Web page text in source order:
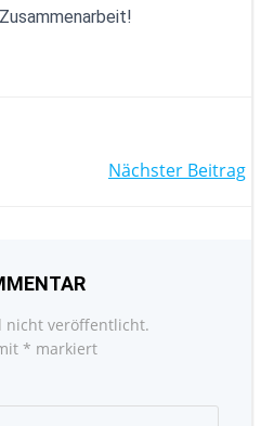
Nächster Beitrag
nicht veröffentlicht.
* markiert